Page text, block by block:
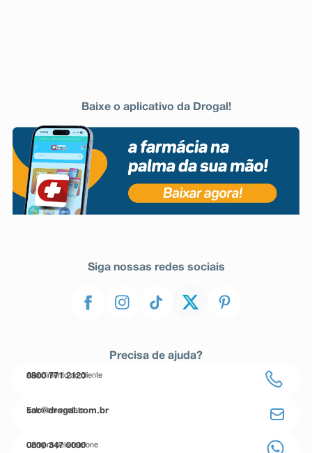
Baixe o aplicativo da Drogal!
Siga nossas redes sociais
Precisa de ajuda?
Atendimento ao cliente
0800 771 2120
Entre em contato
sac@drogal.com.br
Compre pelo telefone
0800 347 0000